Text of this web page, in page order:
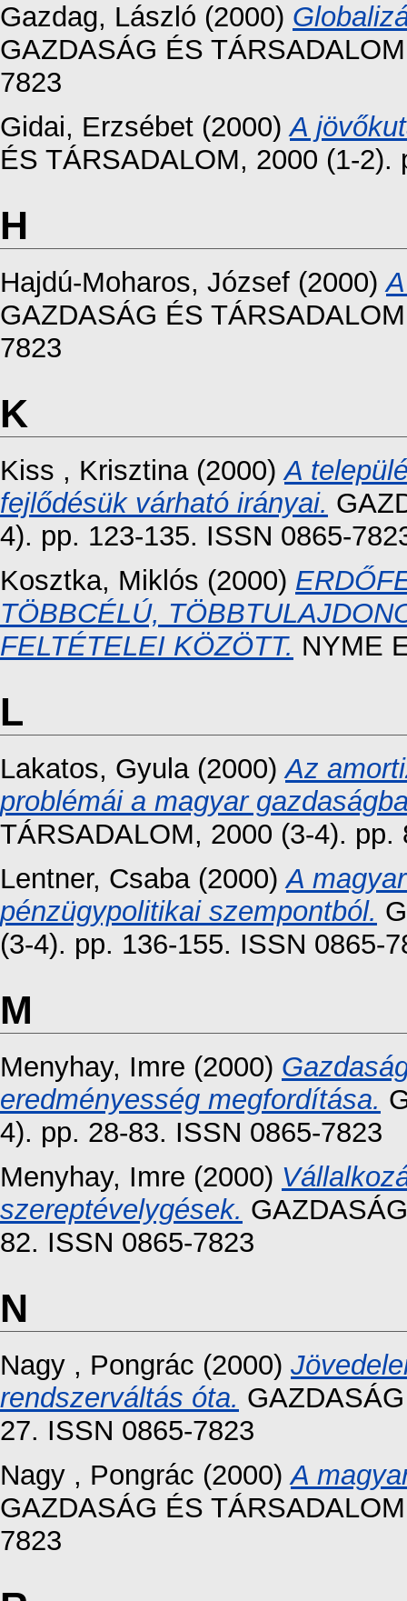
Gazdag, László (2000)
GAZDASÁG ÉS
7823
Gidai, Erzsébet (2000)A
ÉS TÁRSADALOM, 2000 (1-
H
Hajdú-Moharos, József (2000)
GAZDASÁG ÉS
7823
K
Kiss , Krisztina(2000)A
fejlődésük várható irányai.
4). pp. 123-135. ISSN 0865-
Kosztka, Miklós (2000)
TÖBBCÉLÚ,
FELTÉTELEI KÖZÖTT. NYME
L
Lakatos, Gyula(2000)Az
problémái a magyar
TÁRSADALOM, 2000 (3-4). pp.
Lentner, Csaba(2000)A
pénzügypolitikai szempontból.
(3-4). pp. 136-155. ISSN 0865-
M
Menyhay, Imre (2000)
eredményesség megfordítása.
4). pp. 28-83. ISSN 0865-7823
Menyhay, Imre (2000)
szereptévelygések.
82. ISSN 0865-7823
N
Nagy , Pongrác (2000)
rendszerváltás óta.
27. ISSN 0865-7823
Nagy , Pongrác (2000)A
GAZDASÁG ÉS
7823